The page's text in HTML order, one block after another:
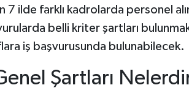
7 ilde farklı kadrolarda personel
belli kriter şartları
iş başvurusunda bulunabilecek.
Şartları